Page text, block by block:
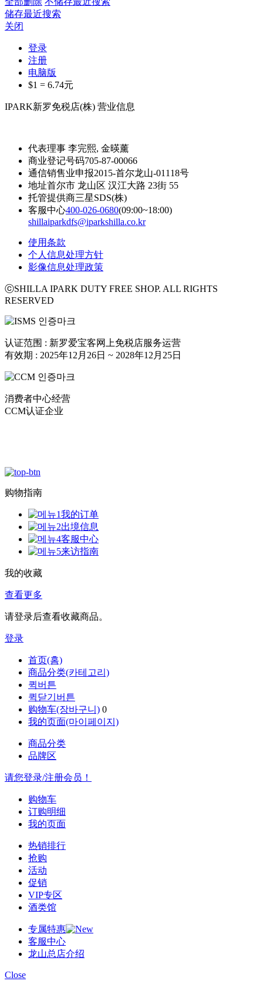
储存最近搜索
关闭
登录
注册
电脑版
$1 = 6.74元
IPARK新罗免税店(株) 营业信息
代表理事 李完熙, 金暎薰
商业登记号码705-87-00066
通信销售业申报2015-首尔龙山-01118号
地址首尔市 龙山区 汉江大路 23街 55
托管提供商三星SDS(株)
客服中心400-026-0680(09:00~18:00)
shillaiparkdfs@iparkshilla.co.kr
使用条款
个人信息处理方针
影像信息处理政策
ⓒSHILLA IPARK DUTY FREE SHOP. ALL RIGHTS
RESERVED
认证范围 : 新罗爱宝客网上免税店服务运营
有效期 : 2025年12月26日 ~ 2028年12月25日
消费者中心经营
CCM认证企业
购物指南
我的订单
出境信息
客服中心
来访指南
我的收藏
查看更多
请登录后查看收藏商品。
登录
首页(홈)
商品分类(카테고리)
퀵버튼
퀵닫기버튼
购物车(장바구니) 0
我的页面(마이페이지)
商品分类
品牌区
请您登录/注册会员！
购物车
订购明细
我的页面
热销排行
抢购
活动
促销
VIP专区
酒类馆
专属特惠
客服中心
龙山总店介绍
Close